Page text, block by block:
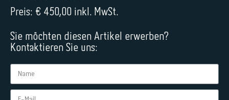
Preis: € 450,00 inkl. MwSt.
Sie möchten diesen Artikel erwerben?
Kontaktieren Sie uns: